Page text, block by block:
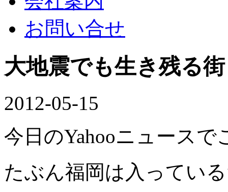
お問い合せ
大地震でも生き残る
2012-05-15
今日のYahooニュース
たぶん福岡は入ってい